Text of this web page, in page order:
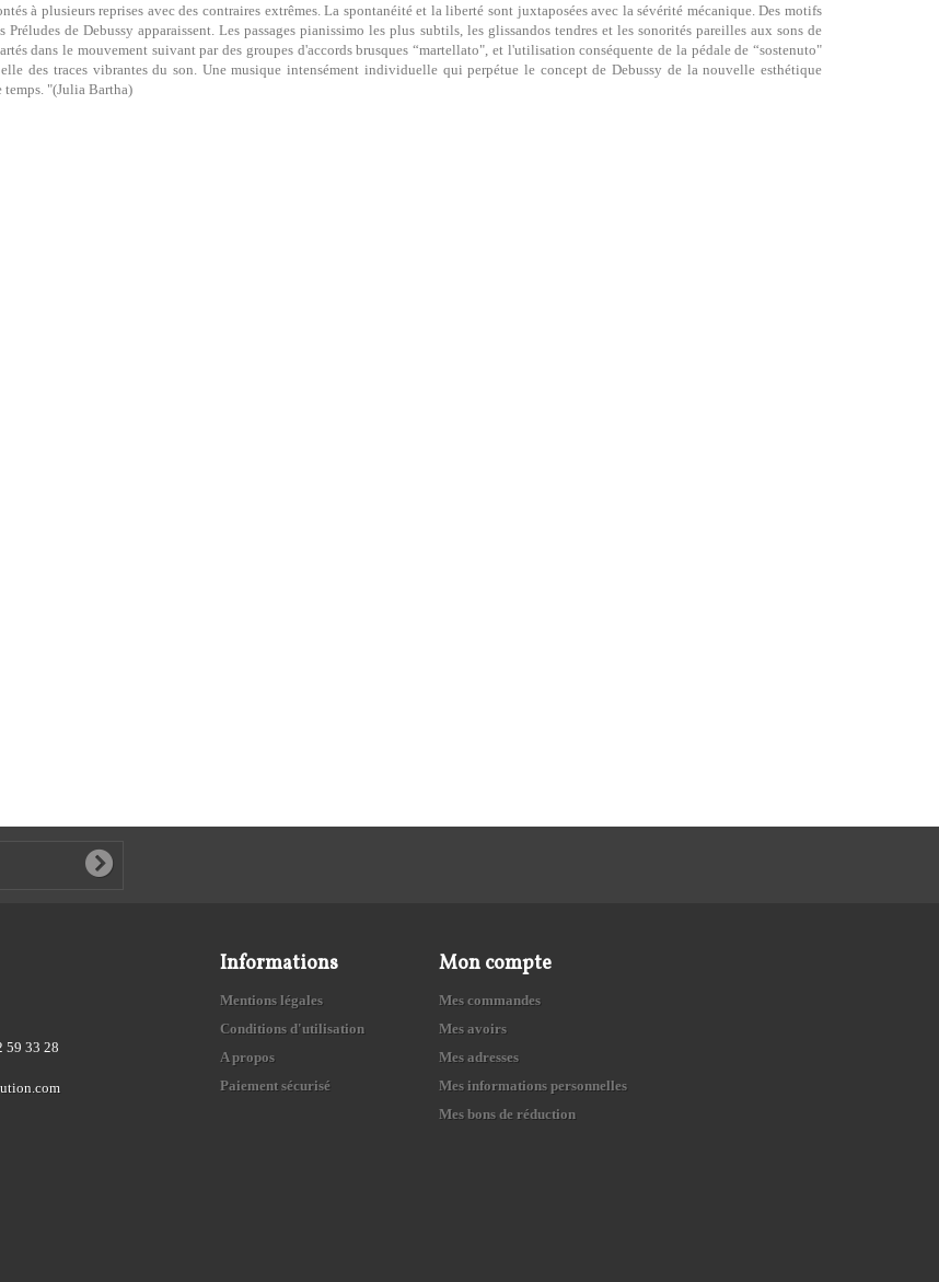
à plusieurs reprises avec des contraires extrêmes. La spontanéité et la liberté sont juxtaposées avec la sévérité mécanique. Des motifs
Préludes de Debussy apparaissent. Les passages pianissimo les plus subtils, les glissandos tendres et les sonorités pareilles aux sons de
dans le mouvement suivant par des groupes d'accords brusques “martellato", et l'utilisation conséquente de la pédale de “sostenuto"
des traces vibrantes du son. Une musique intensément individuelle qui perpétue le concept de Debussy de la nouvelle esthétique
temps. "(Julia Bartha)
59 33 28
Informations
Mentions légales
Conditions d'utilisation
A propos
Paiement sécurisé
Mon compte
Mes commandes
Mes avoirs
Mes adresses
Mes informations personnelles
Mes bons de réduction